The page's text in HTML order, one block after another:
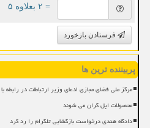
= ۲ بعلاوه ۵
فرستادن بازخورد
پربیننده ترین ها
مرکز ملی فضای مجازی ادعای وزیر ارتباطات در
محصولات اپل گران می شوند
دادگاه هندی درخواست بازگشایی تلگرام را رد کرد